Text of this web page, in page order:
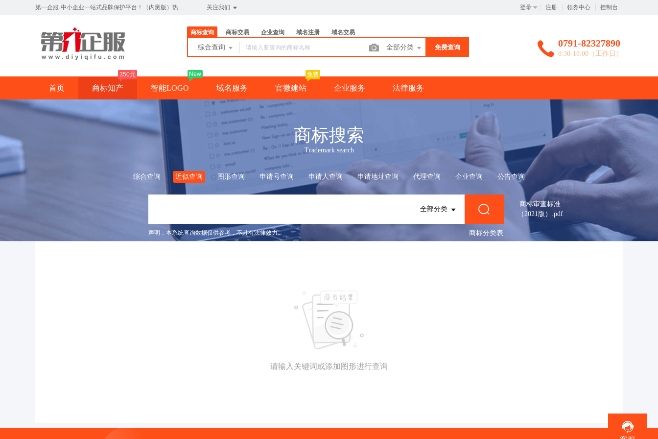
第一企服-中小企业一站式品牌保护平台！（内测版）热线：0791-82327890 关注我们 登录 注册 领券中心 控制台
商标查询 商标交易 企业查询 域名注册 域名交易
综合查询 全部分类 免费查询 0791-82327890
8:30-18:00（工作日）
首页 商标知产
350元
智能LOGO
New
域名服务 官微建站
免费
企业服务 法律服务
商标搜索
Trademark search
综合查询 近似查询 图形查询 申请号查询 申请人查询 申请地址查询 代理查询 企业查询 公告查询
全部分类
商标审查标准
（2021版）.pdf
声明：本系统查询数据仅供参考，不具有法律效力。 商标分类表
请输入关键词或添加图形进行查询